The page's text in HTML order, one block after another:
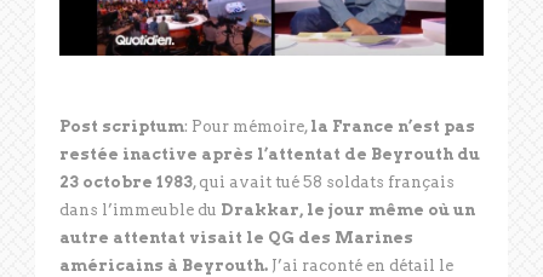
Post scriptum: Pour mémoire, la France n’est pas
restée inactive après l’attentat de Beyrouth du
23 octobre 1983, qui avait tué 58 soldats français
dans l’immeuble du Drakkar, le jour même où un
autre attentat visait le QG des Marines
américains à Beyrouth. J’ai raconté en détail le